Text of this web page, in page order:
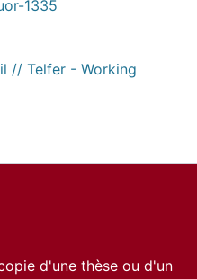
1335
// Telfer - Working
d'une thèse ou d'un